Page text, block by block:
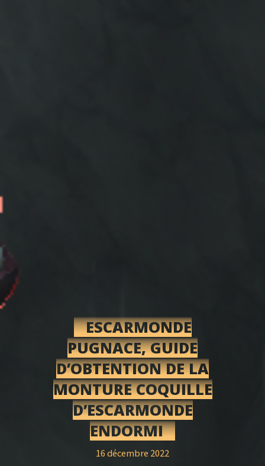
ESCARMONDE
PUGNACE, GUIDE
D’OBTENTION DE LA
MONTURE COQUILLE
D’ESCARMONDE
ENDORMI
16 décembre 2022